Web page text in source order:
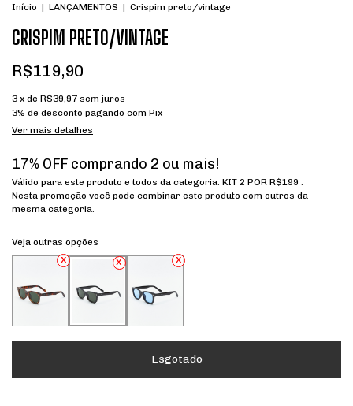
Início | LANÇAMENTOS | Crispim preto/vintage
CRISPIM PRETO/VINTAGE
R$119,90
3 x de R$39,97 sem juros
3% de desconto pagando com Pix
Ver mais detalhes
17% OFF comprando 2 ou mais!
Válido para este produto e todos da categoria: KIT 2 POR R$199 .
Nesta promoção você pode combinar este produto com outros da
mesma categoria.
Veja outras opções